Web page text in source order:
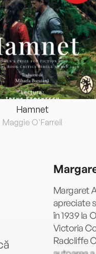
Hamnet
Maggie O'Farrell
Margaret
apreciate
în 1939 la
Victoria
Radcliffe